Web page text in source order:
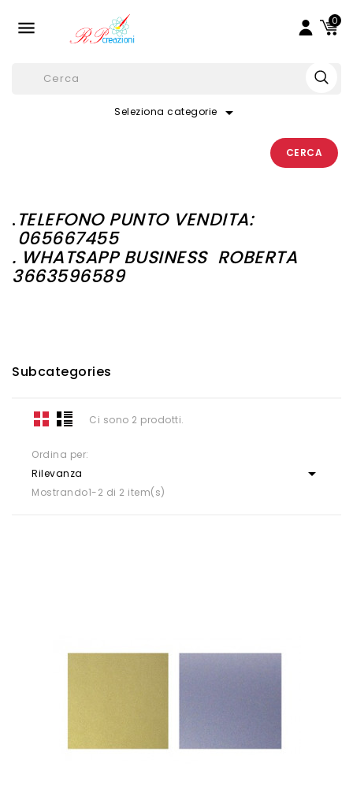
 0
Seleziona categorie arrow_drop_down
CERCA
.TELEFONO PUNTO VENDITA:
065667455
. WHATSAPP BUSINESS ROBERTA
3663596589
Subcategories
Ci sono 2 prodotti.
Ordina per:
Rilevanza

Mostrando1-2 di 2 item(s)